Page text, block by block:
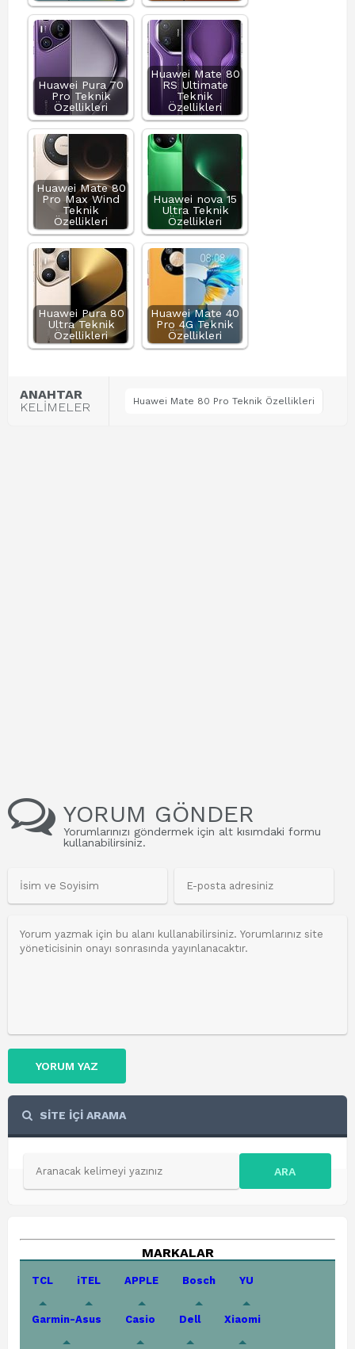
Huawei Pura 70
Pro Teknik
Özellikleri
Huawei Mate 80
RS Ultimate
Teknik
Özellikleri
Huawei Mate 80
Pro Max Wind
Teknik
Özellikleri
Huawei nova 15
Ultra Teknik
Özellikleri
Huawei Pura 80
Ultra Teknik
Özellikleri
Huawei Mate 40
Pro 4G Teknik
Özellikleri
ANAHTAR
KELİMELER
Huawei Mate 80 Pro Teknik Özellikleri
YORUM GÖNDER
Yorumlarınızı göndermek için alt kısımdaki formu
kullanabilirsiniz.
YORUM YAZ
SİTE İÇİ ARAMA
ARA
MARKALAR
TCL iTEL APPLE Bosch YU
Garmin-Asus Casio Dell Xiaomi